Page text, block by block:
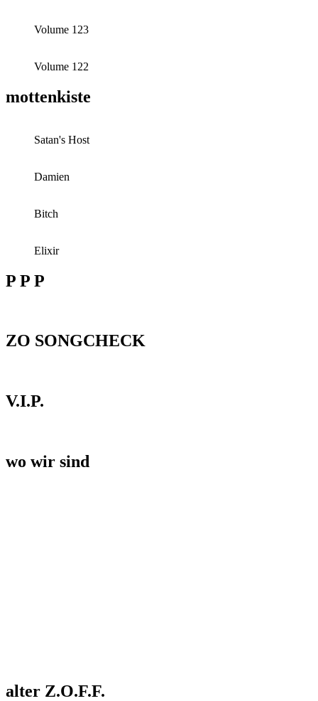
Volume 123
Volume 122
mottenkiste
Satan's Host
Damien
Bitch
Elixir
P P P
ZO SONGCHECK
V.I.P.
wo wir sind
alter Z.O.F.F.